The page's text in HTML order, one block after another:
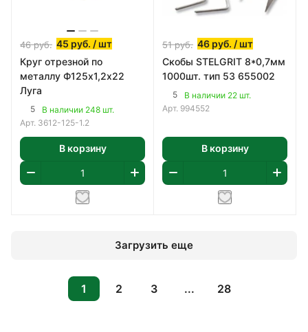
46руб. 45 руб. / шт
Круг отрезной по
металлу Ф125х1,2х22
Луга
5
В наличии 248 шт.
Арт. 3612-125-1.2
В корзину
51руб. 46 руб. / шт
Скобы STELGRIT 8*0,7мм
1000шт. тип 53 655002
5
В наличии 22 шт.
Арт. 994552
В корзину
Загрузить еще
1 2 3 ... 28